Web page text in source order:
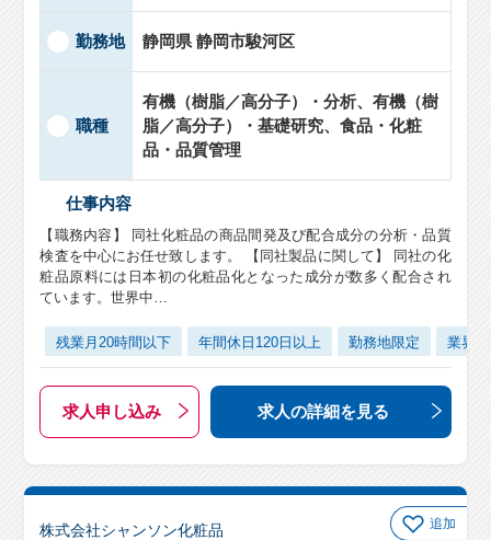
勤務地 静岡県 静岡市駿河区
職種
有機（樹脂／高分子）・分析、有機（樹
脂／高分子）・基礎研究、食品・化粧
品・品質管理
仕事内容
【職務内容】 同社化粧品の商品間発及び配合成分の分析・品質
検査を中心にお任せ致します。 【同社製品に関して】 同社の化
粧品原料には日本初の化粧品化となった成分が数多く配合され
ています。世界中…
残業月20時間以下 年間休日120日以上 勤務地限定 業界
求人申し込み 求人の詳細を見る
追加
株式会社シャンソン化粧品